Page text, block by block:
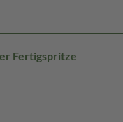
Fertigspritze